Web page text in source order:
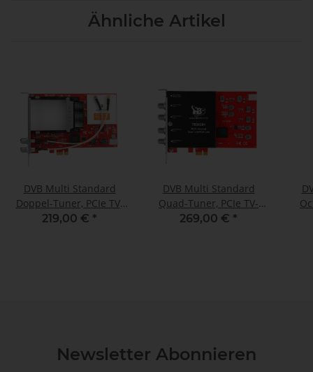
Ähnliche Artikel
DVB Multi Standard
Doppel-Tuner, PCIe TV-
Karte mit CI, TBS-6590
219,00 € *
DVB Multi Standard
Quad-Tuner, PCIe TV-
Karte, TBS-6504
269,00 € *
Newsletter Abonnieren